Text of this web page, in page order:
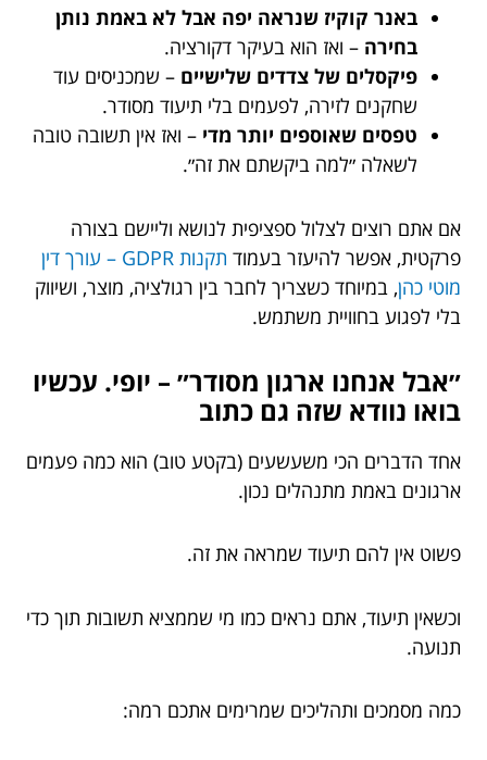
באנר קוקיז שנראה יפה אבל לא באמת נותן
בחירה – ואז הוא בעיקר דקורציה.
פיקסלים של צדדים שלישיים – שמכניסים עוד
שחקנים לזירה, לפעמים בלי תיעוד מסודר.
טפסים שאוספים יותר מדי – ואז אין תשובה טובה
לשאלה ״למה ביקשתם את זה״.
אם אתם רוצים לצלול ספציפית לנושא וליישם בצורה
פרקטית, אפשר להיעזר בעמוד
תקנות GDPR – עורך דין
מוטי כהן, במיוחד כשצריך לחבר בין רגולציה, מוצר, ושיווק
בלי לפגוע בחוויית משתמש.
״אבל אנחנו ארגון מסודר״ – יופי. עכשיו
בואו נוודא שזה גם כתוב
אחד הדברים הכי משעשעים (בקטע טוב) הוא כמה פעמים
ארגונים באמת מתנהלים נכון.
פשוט אין להם תיעוד שמראה את זה.
וכשאין תיעוד, אתם נראים כמו מי שממציא תשובות תוך כדי
תנועה.
כמה מסמכים ותהליכים שמרימים אתכם רמה: